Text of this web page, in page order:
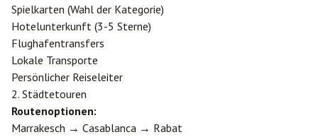
Spielkarten (Wahl der Kategorie)
Hotelunterkunft (3-5 Sterne)
Flughafentransfers
Lokale Transporte
Persönlicher Reiseleiter
2. Städtetouren
Routenoptionen:
Marrakesch → Casablanca → Rabat